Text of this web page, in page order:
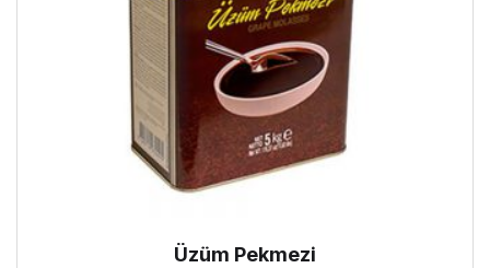
Üzüm Pekmezi